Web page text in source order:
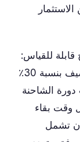
من الاستثمار
للقياس:
زيادة قدرة رفع السكك الحديدية على الرصيف بنسبة 30٪
دورة الشاحنة
وتقليل وقت بقاء
أيام. يجب أن تشمل